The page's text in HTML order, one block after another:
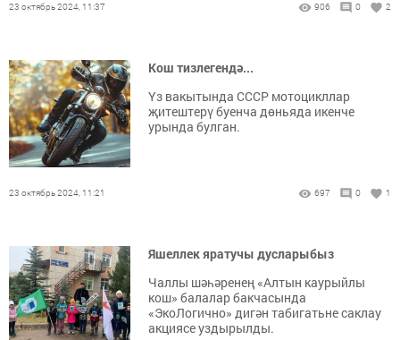
23 октябрь 2024, 11:37 906 0 2
Кош тизлегендә...
Үз вакытында СССР мотоцикллар
җитештерү буенча дөньяда икенче
урында булган.
23 октябрь 2024, 11:21 697 0 1
Яшеллек яратучы дусларыбыз
Чаллы шәһәренең «Алтын каурыйлы
кош» балалар бакчасында
«ЭкоЛогично» дигән табигатьне саклау
акциясе уздырылды.